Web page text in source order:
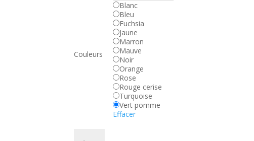
Couleurs
Blanc
Bleu
Fuchsia
Jaune
Marron
Mauve
Noir
Orange
Rose
Rouge cerise
Turquoise
Vert pomme
Effacer